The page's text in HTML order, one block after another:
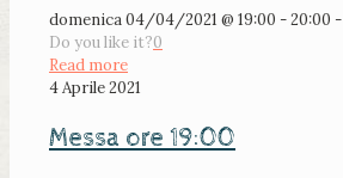
domenica 04/04/2021 @ 19:00 - 20:00 -
Do you like it?0
Read more
4 Aprile 2021
Messa ore 19:00